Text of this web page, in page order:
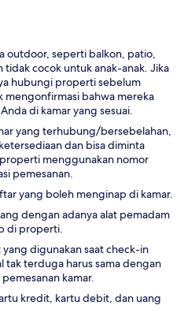
outdoor, seperti balkon, patio,
cocok untuk anak-anak. Jika
hubungi properti sebelum
mengonfirmasi bahwa mereka
di kamar yang sesuai.
yang terhubung/bersebelahan,
dan bisa diminta
menggunakan nomor
pemesanan.
yang boleh menginap di kamar.
dengan adanya alat pemadam
di properti.
digunakan saat check-in
tak terduga harus sama dengan
kamar.
kredit, kartu debit, dan uang